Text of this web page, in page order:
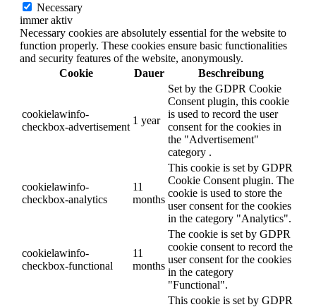
Necessary
immer aktiv
Necessary cookies are absolutely essential for the website to
function properly. These cookies ensure basic functionalities
and security features of the website, anonymously.
Cookie
Dauer Beschreibung
cookielawinfo-
checkbox-advertisement
1 year
Set by the GDPR Cookie
Consent plugin, this cookie
is used to record the user
consent for the cookies in
the "Advertisement"
category .
cookielawinfo-
checkbox-analytics
11
months
This cookie is set by GDPR
Cookie Consent plugin. The
cookie is used to store the
user consent for the cookies
in the category "Analytics".
cookielawinfo-
checkbox-functional
11
months
The cookie is set by GDPR
cookie consent to record the
user consent for the cookies
in the category
"Functional".
This cookie is set by GDPR